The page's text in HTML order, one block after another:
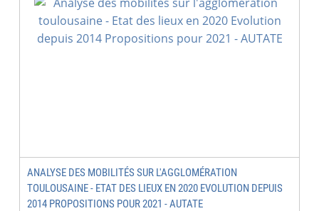
ANALYSE DES MOBILITÉS SUR L'AGGLOMÉRATION
TOULOUSAINE - ETAT DES LIEUX EN 2020 EVOLUTION DEPUIS
2014 PROPOSITIONS POUR 2021 - AUTATE